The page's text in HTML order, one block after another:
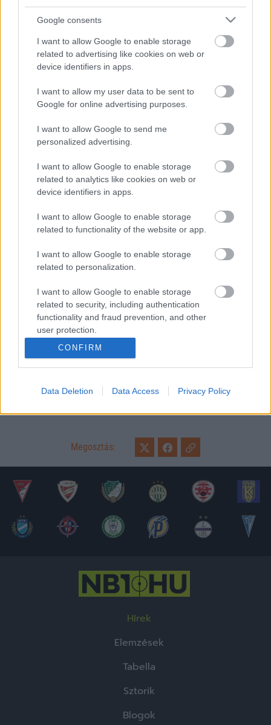
Google consents
I want to allow Google to enable storage
related to advertising like cookies on web or
device identifiers in apps.
I want to allow my user data to be sent to
Google for online advertising purposes.
I want to allow Google to send me
personalized advertising.
I want to allow Google to enable storage
related to analytics like cookies on web or
device identifiers in apps.
I want to allow Google to enable storage
related to functionality of the website or app.
I want to allow Google to enable storage
related to personalization.
I want to allow Google to enable storage
related to security, including authentication
functionality and fraud prevention, and other
user protection.
CONFIRM
Data Deletion Data Access Privacy Policy
Ami a korábban megsérült játékosokat illeti, Lázár
Pált – aki két hete, az egyik edzésen szenvedett
porcsérülést a térdében – meg kell műteni, így
ebben a szezonban már ő sem játszhat, mint
ahogy Nenad Novakovics sem. Az érproblémával
küszködő szerb kapust ma operálják. Kulcsár
munkát, és további jó hír lehet a Loki
drukkereinek, hogy a hosszú sérüléséből felépült
UnmuteLoaded:
Remaining
- 0:14
Megosztás:
Hírek
Elemzések
Tabella
Sztorik
Blogok